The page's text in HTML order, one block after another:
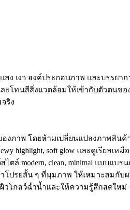
เงา องค์ประกอบภาพ และบรรย
โทนสีสิ่งแวดล้อมให้เข้ากับตัวต
ริง
ภาพ โดยห้ามเปลี่ยนแปลงภาพสินค้
highlight, soft glow และดูเรียลเ
modern, clean, minimal แบบแ
โปรยสั้น ๆ ที่มุมภาพ ให้เหมาะสม
ผิวโกลว์ฉ่ำน้ำและให้ความรู้สึกสดให